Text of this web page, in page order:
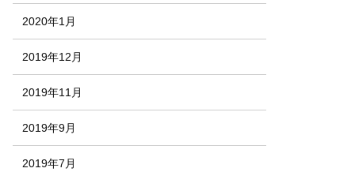
2020年1月
2019年12月
2019年11月
2019年9月
2019年7月